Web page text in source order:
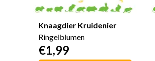
Knaagdier Kruidenier
Ringelblumen
€1,99